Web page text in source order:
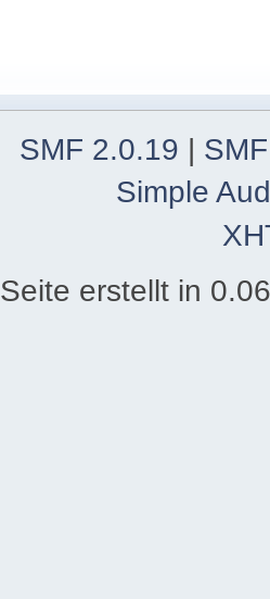
SMF 2.0.19 |
Simple
Seite erstellt in